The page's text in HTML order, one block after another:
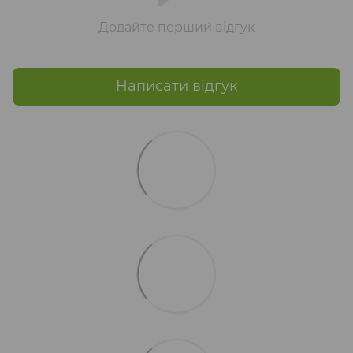
Додайте перший відгук
Написати відгук